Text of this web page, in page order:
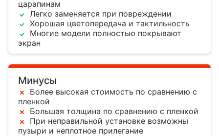
царапинам
Легко заменяется при повреждении
Хорошая цветопередача и тактильность
Многие модели полностью покрывают
экран
Минусы
Более высокая стоимость по сравнению с
пленкой
Большая толщина по сравнению с пленкой
При неправильной установке возможны
пузыри и неплотное прилегание